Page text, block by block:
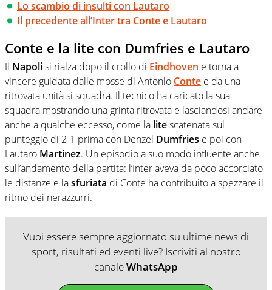
Lo scambio di insulti con Lautaro
Il precedente all’Inter tra Conte e Lautaro
Conte e la lite con Dumfries e Lautaro
Il Napolisi rialza dopo il crollo di Eindhoven e torna a
vincere guidata dalle mosse di Antonio Conte e da una
ritrovata unità si squadra. Il tecnico ha caricato la sua
squadra mostrando una grinta ritrovata e lasciandosi andare
anche a qualche eccesso, come la litescatenata sul
punteggio di 2-1 prima con Denzel Dumfries e poi con
Lautaro Martinez. Un episodio a suo modo influente anche
sull’andamento della partita: l’Inter aveva da poco accorciato
le distanze e lasfuriata di Conte ha contribuito a spezzare il
ritmo dei nerazzurri.
Vuoi essere sempre aggiornato su ultime news di
sport, risultati ed eventi live? Iscriviti al nostro
canaleWhatsApp